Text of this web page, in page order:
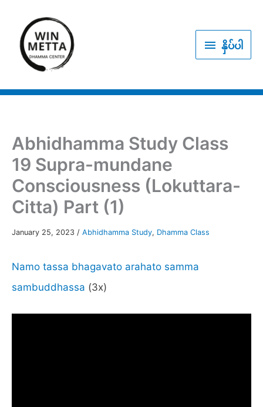
content
နှိပ် နှိပ်ပါ
Abhidhamma Study Class
19 Supra-mundane
Consciousness (Lokuttara-
Citta) Part (1)
January 25, 2023 / Abhidhamma Study, Dhamma Class
Namo tassa bhagavato arahato samma
sambuddhassa (3x)